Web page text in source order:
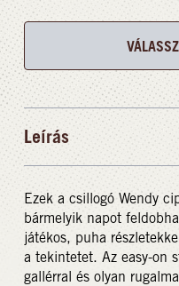
Leírás
Ezek a csillogó Wendy
bármelyik napot
játékos, puha
a tekintetet. Az easy-on
gallérral és olyan